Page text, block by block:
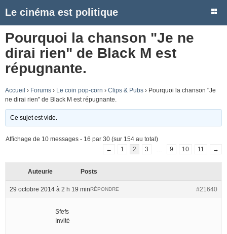
Le cinéma est politique
Pourquoi la chanson "Je ne
dirai rien" de Black M est
répugnante.
Accueil › Forums › Le coin pop-corn › Clips & Pubs › Pourquoi la chanson "Je
ne dirai rien" de Black M est répugnante.
Ce sujet est vide.
Affichage de 10 messages - 16 par 30 (sur 154 au total)
←
1 2 3 9 10 11 →
Auteur/e Posts
29 octobre 2014 à 2 h 19 min #21640
RÉPONDRE
Sfefs
Invité